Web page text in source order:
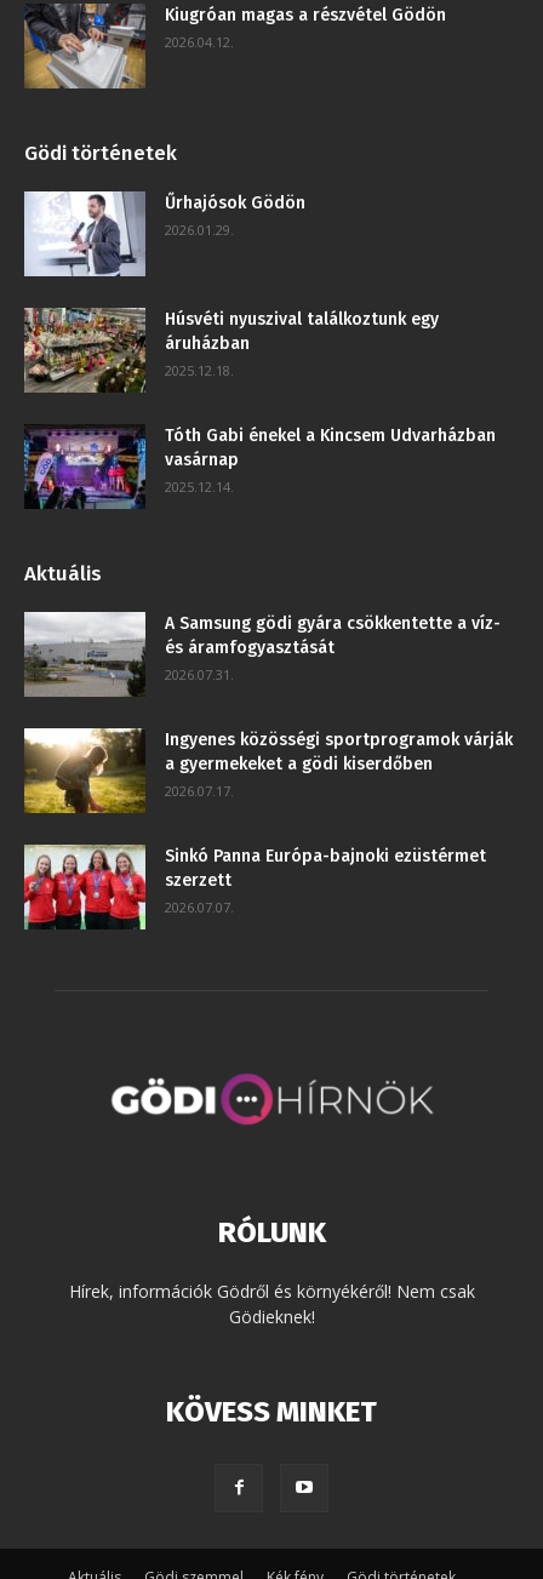
Kiugróan magas a részvétel Gödön
2026.04.12.
Gödi történetek
Űrhajósok Gödön
2026.01.29.
Húsvéti nyuszival találkoztunk egy
áruházban
2025.12.18.
Tóth Gabi énekel a Kincsem Udvarházban
vasárnap
2025.12.14.
Aktuális
A Samsung gödi gyára csökkentette a víz-
és áramfogyasztását
2026.07.31.
Ingyenes közösségi sportprogramok várják
a gyermekeket a gödi kiserdőben
2026.07.17.
Sinkó Panna Európa-bajnoki ezüstérmet
szerzett
2026.07.07.
RÓLUNK
Hírek, információk Gödről és környékéről! Nem csak
Gödieknek!
KÖVESS MINKET